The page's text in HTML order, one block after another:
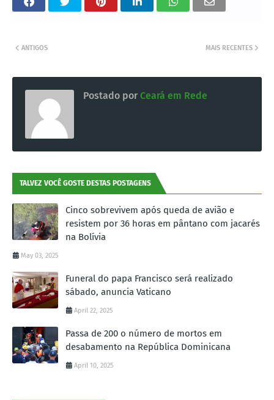
MAIS RECENTES
ANTIGOS
Postado por Ceará em Rede
TALVEZ VOCÊ GOSTE DESTAS POSTAGENS
Cinco sobrevivem após queda de avião e
resistem por 36 horas em pântano com jacarés
na Bolívia
May 03, 2025
Funeral do papa Francisco será realizado
sábado, anuncia Vaticano
April 22, 2025
Passa de 200 o número de mortos em
desabamento na República Dominicana
April 10, 2025